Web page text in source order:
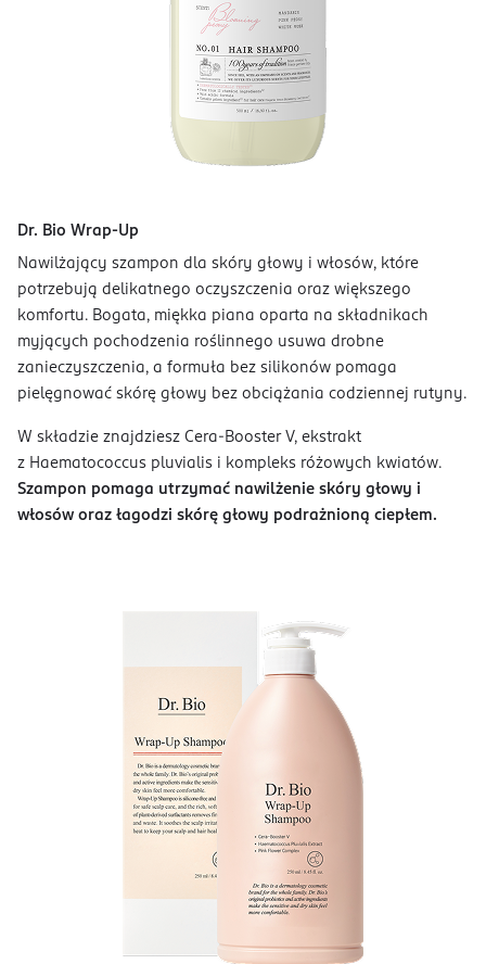
Dr. Bio Wrap-Up
Nawilżający szampon dla skóry głowy i włosów, które
potrzebują delikatnego oczyszczenia oraz większego
komfortu. Bogata, miękka piana oparta na składnikach
myjących pochodzenia roślinnego usuwa drobne
zanieczyszczenia, a formuła bez silikonów pomaga
pielęgnować skórę głowy bez obciążania codziennej rutyny.
W składzie znajdziesz Cera-Booster V, ekstrakt
z Haematococcus pluvialis i kompleks różowych kwiatów.
Szampon pomaga utrzymać nawilżenie skóry głowy i
włosów oraz łagodzi skórę głowy podrażnioną ciepłem.